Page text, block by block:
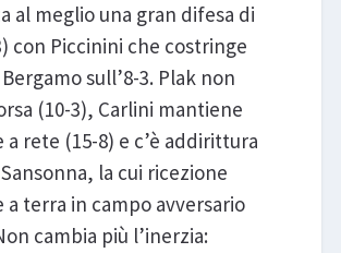
al meglio una gran difesa di
con Piccinini che costringe
sull’8-3. Plak non
(10-3), Carlini mantiene
a rete (15-8) e c’è addirittura
la cui ricezione
a terra in campo avversario
cambia più l’inerzia: